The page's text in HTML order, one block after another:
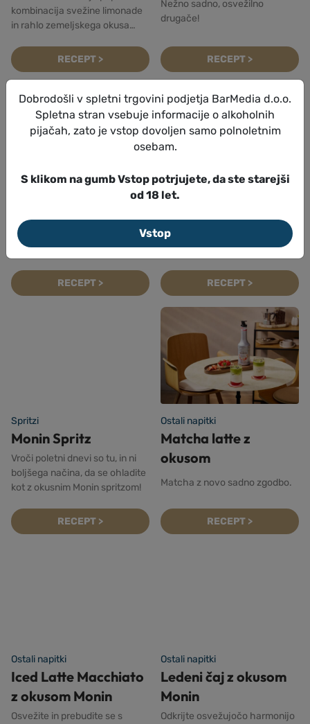
kombinacija svežine limonade
in rahlo zemeljskega okusa
RECEPT >
Nežno sadno, osvežilno
drugače!
RECEPT >
Eksotičen spritz s tropskim
karakterjem!
RECEPT >
Spritzi
Ko življenje ponudi limone mi
dodamo mehurčke!
RECEPT >
Spritzi
Monin Spritz
Vroči poletni dnevi so tu, in ni
boljšega načina, da se ohladite
kot z okusnim Monin spritzom!
RECEPT >
Ostali napitki
Matcha latte z
okusom
Matcha z novo sadno zgodbo.
RECEPT >
Ostali napitki
Iced Latte Macchiato
z okusom Monin
Osvežite in prebudite se s
Ostali napitki
Ledeni čaj z okusom
Monin
Odkrijte osvežujočo harmonijo
Dobrodošli v spletni trgovini podjetja BarMedia d.o.o.
Spletna stran vsebuje informacije o alkoholnih
pijačah, zato je vstop dovoljen samo polnoletnim
osebam.
S klikom na gumb Vstop potrjujete, da ste starejši
od 18 let.
Vstop